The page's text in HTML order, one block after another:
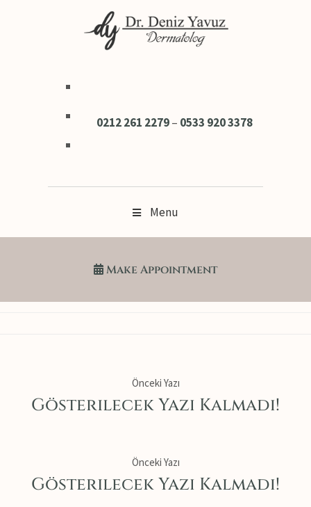
0212 261 2279– 0533 920 3378
Menu
Make Appoıntment
Önceki Yazı
Gösterilecek Yazı Kalmadı!
Önceki Yazı
Gösterilecek Yazı Kalmadı!